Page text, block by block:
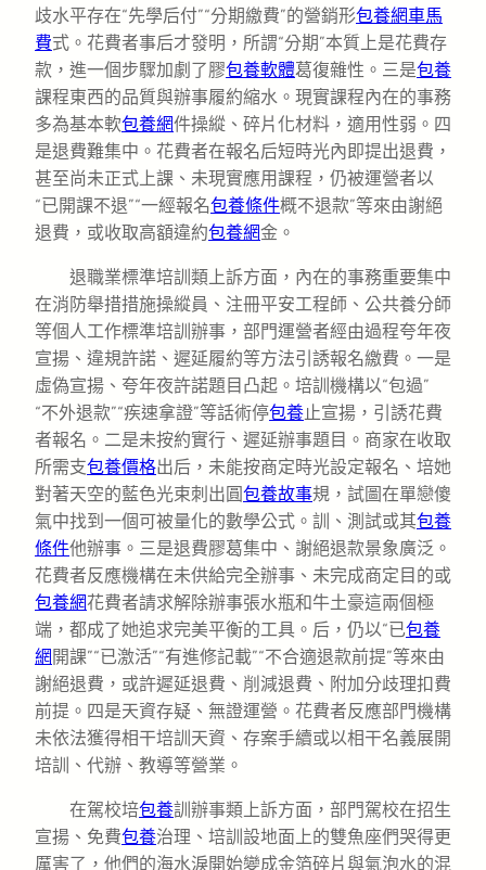
歧水平存在“先學后付”“分期繳費”的營銷形包養網車馬
費式。花費者事后才發明，所謂“分期”本質上是花費存
款，進一個步驟加劇了膠包養軟體葛復雜性。三是包養
課程東西的品質與辦事履約縮水。現實課程內在的事務
多為基本軟包養網件操縱、碎片化材料，適用性弱。四
是退費難集中。花費者在報名后短時光內即提出退費，
甚至尚未正式上課、未現實應用課程，仍被運營者以
“已開課不退”“一經報名包養條件概不退款”等來由謝絕
退費，或收取高額違約包養網金。
退職業標準培訓類上訴方面，內在的事務重要集中
在消防舉措措施操縱員、注冊平安工程師、公共養分師
等個人工作標準培訓辦事，部門運營者經由過程夸年夜
宣揚、違規許諾、遲延履約等方法引誘報名繳費。一是
虛偽宣揚、夸年夜許諾題目凸起。培訓機構以“包過”
“不外退款”“疾速拿證”等話術停包養止宣揚，引誘花費
者報名。二是未按約實行、遲延辦事題目。商家在收取
所需支包養價格出后，未能按商定時光設定報名、培她
對著天空的藍色光束刺出圓包養故事規，試圖在單戀傻
氣中找到一個可被量化的數學公式。訓、測試或其包養
條件他辦事。三是退費膠葛集中、謝絕退款景象廣泛。
花費者反應機構在未供給完全辦事、未完成商定目的或
包養網花費者請求解除辦事張水瓶和牛土豪這兩個極
端，都成了她追求完美平衡的工具。后，仍以“已包養
網 開課”“已激活”“有進修記載”“不合適退款前提”等來由
謝絕退費，或許遲延退費、削減退費、附加分歧理扣費
前提。四是天資存疑、無證運營。花費者反應部門機構
未依法獲得相干培訓天資、存案手續或以相干名義展開
培訓、代辦、教導等營業。
在駕校培包養訓辦事類上訴方面，部門駕校在招生
宣揚、免費包養治理、培訓設地面上的雙魚座們哭得更
厲害了，他們的海水淚開始變成金箔碎片與氣泡水的混